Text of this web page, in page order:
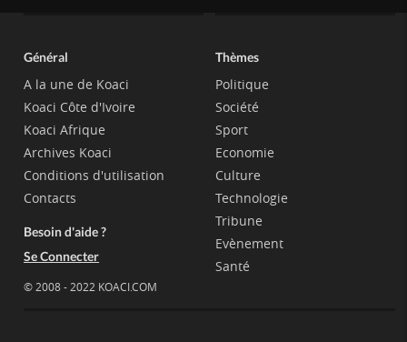
Général
A la une de Koaci
Koaci Côte d'Ivoire
Koaci Afrique
Archives Koaci
Conditions d'utilisation
Contacts
Besoin d'aide ?
Se Connecter
© 2008 - 2022 KOACI.COM
Thèmes
Politique
Société
Sport
Economie
Culture
Technologie
Tribune
Evènement
Santé